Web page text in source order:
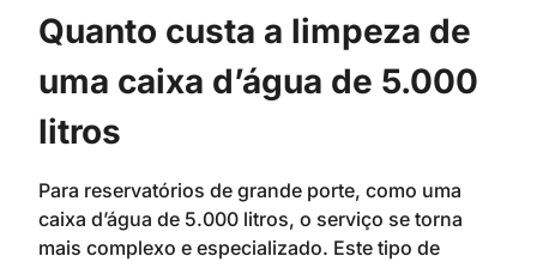
Quanto custa a limpeza de
uma caixa d’água de 5.000
litros
Para reservatórios de grande porte, como uma
caixa d’água de 5.000 litros, o serviço se torna
mais complexo e especializado. Este tipo de